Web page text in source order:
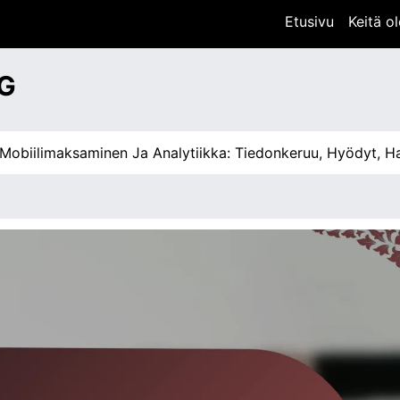
Etusivu Keitä
Ja Analytiikka: Tiedonkeruu, Hyödyt,